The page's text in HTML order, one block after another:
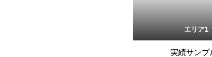
エリア1
実績サンプ